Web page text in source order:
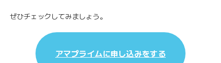
ぜひチェックしてみましょう。
アマプライムに申し込みをする